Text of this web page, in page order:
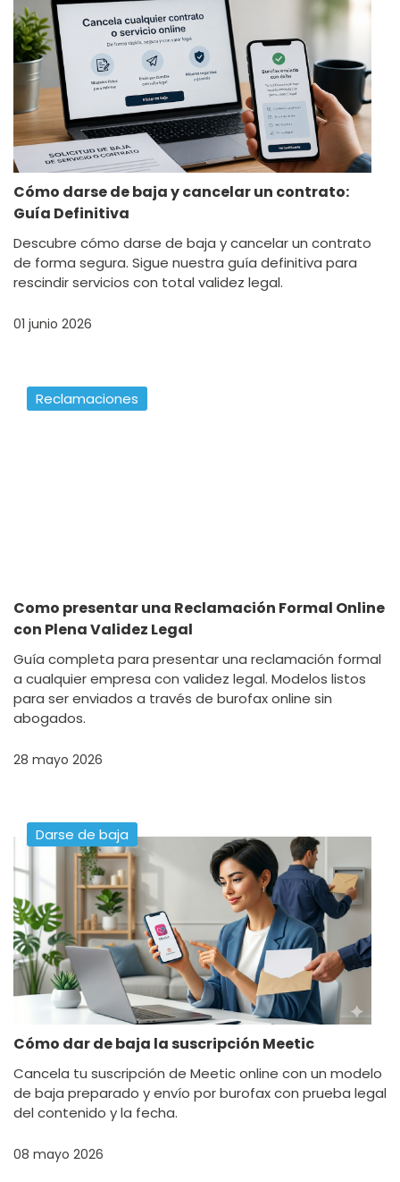
Cómo darse de baja y cancelar un contrato:
Guía Definitiva
Descubre cómo darse de baja y cancelar un contrato
de forma segura. Sigue nuestra guía definitiva para
rescindir servicios con total validez legal.
01 junio 2026
Reclamaciones
Como presentar una Reclamación Formal Online
con Plena Validez Legal
Guía completa para presentar una reclamación formal
a cualquier empresa con validez legal. Modelos listos
para ser enviados a través de burofax online sin
abogados.
28 mayo 2026
Darse de baja
Cómo dar de baja la suscripción Meetic
Cancela tu suscripción de Meetic online con un modelo
de baja preparado y envío por burofax con prueba legal
del contenido y la fecha.
08 mayo 2026